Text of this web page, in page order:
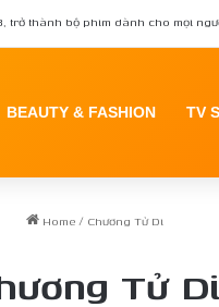
trở thành bộ phim dành cho mọi
BEAUTY & FASHION TV
Home/ Chương Tử Di
Tử Di